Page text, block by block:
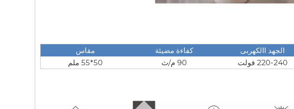
الجهد االكهربى كفاءة مضيئة
مقاس
220-240 فولت 90 م/ث 50*55 ملم